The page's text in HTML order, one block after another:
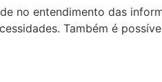
no entendimento das
Também é